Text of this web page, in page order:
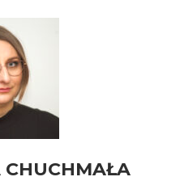
CHUCHMAŁA